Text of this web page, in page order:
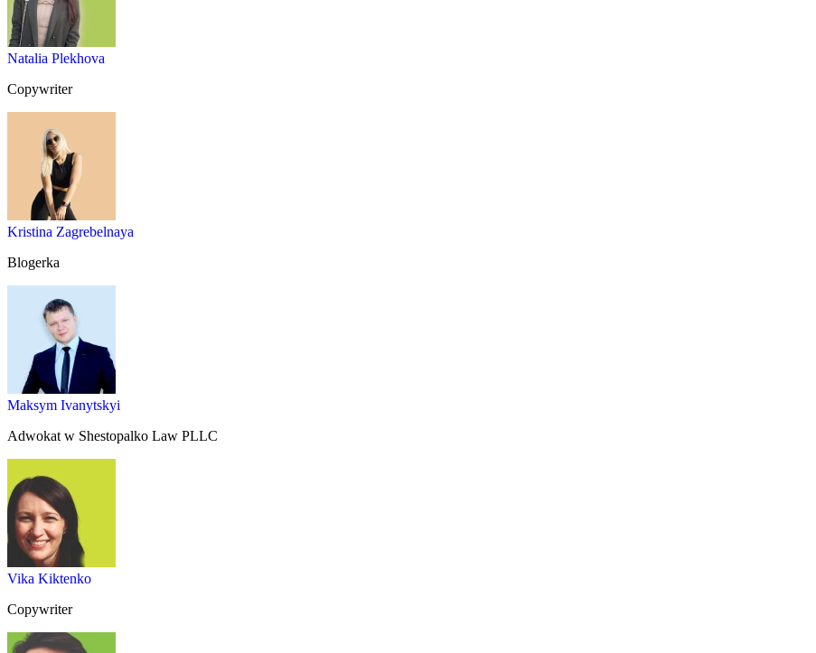
Natalia Plekhova
Copywriter
Kristina Zagrebelnaya
Blogerka
Maksym Ivanytskyi
Adwokat w Shestopalko Law PLLC
Vika Kiktenko
Copywriter